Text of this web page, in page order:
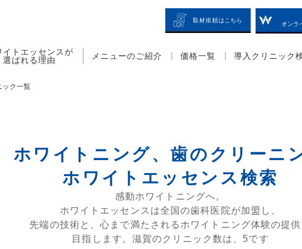
オンラ
イトエッセンスが
選ばれる理由
メニューのご紹介 価格一覧 導入クリニック
ック一覧
ホワイトニング、歯のクリーニ
ホワイトエッセンス検索
感動ホワイトニングへ。
ホワイトエッセンスは全国の歯科医院が加盟し、
先端の技術と、心まで満たされるホワイトニング体験の提供
目指します。滋賀のクリニック数は、5です